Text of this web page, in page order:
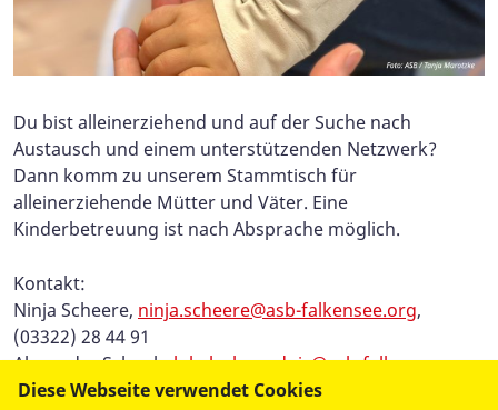
Du bist alleinerziehend und auf der Suche nach
Austausch und einem unterstützenden Netzwerk?
Dann komm zu unserem Stammtisch für
alleinerziehende Mütter und Väter. Eine
Kinderbetreuung ist nach Absprache möglich.
Kontakt:
Ninja Scheere, ninja.scheere@asb-falkensee.org,
(03322) 28 44 91
Alexandra Schaub,lokalesbuendnis@asb-falkensee.org,
(03322) 28 44 39
Diese Webseite verwendet Cookies